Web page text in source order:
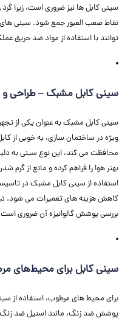
سینی کابل‌ ها نیز ضروری است، زیرا
نقاط صعب ‌العبور جمع شود. سینی‌
‌توانند با استفاده از مواد ضد حریق
سینی کابل مشبک – طراحی و
سینی کابل مشبک به‌ عنوان یکی از
ویژه در ساختمان‌ سازی، به‌ خوبی از
محافظت می‌ کند، این نوع سینی به
بهتر هوا را فراهم کرده و مانع از
استفاده از سینی کابل مشبک در
کاهش هزینه ‌های تعمیرات می‌ شود.
بررسی پوشش گالوانیزه آن ضروری
سینی کابل برای محیط‌های
برای محیط ‌های مرطوب، استفاده از
پوشش ضد زنگ، مانند استیل ضد